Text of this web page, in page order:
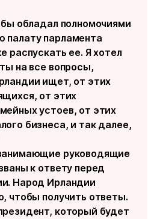
обладал полномочиями
парламента
распускать ее. Я хотел
на все вопросы,
ищет, от этих
от этих
устоев, от этих
бизнеса, и так далее,
руководящие
к ответу перед
Народ Ирландии
чтобы получить ответы.
который будет